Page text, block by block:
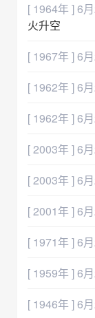
[ 1964年 ] 6
火升空
[ 1967年 ] 6
[ 1962年 ] 6
[ 1962年 ] 6
[ 2003年 ] 6
[ 2003年 ] 6
[ 2001年 ] 6
[ 1971年 ] 6
[ 1959年 ] 6
[ 1946年 ] 6